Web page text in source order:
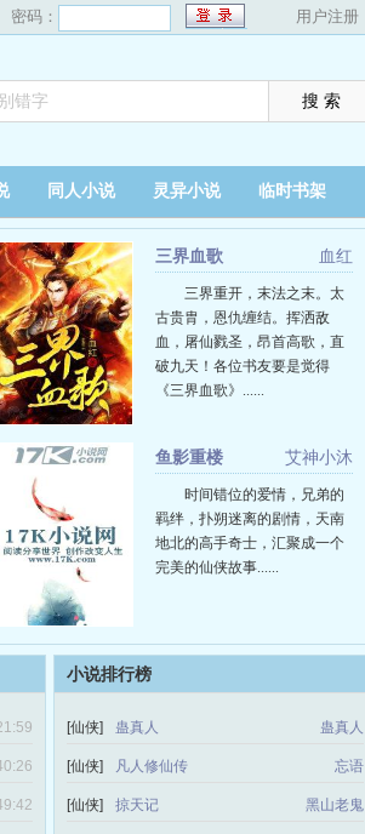
密码： 用户注册
同人小说 灵异小说 临时书架
血红
三界血歌
三界重开，末法之末。太
古贵胄，恩仇缠结。挥洒敌
血，屠仙戮圣，昂首高歌，直
破九天！各位书友要是觉得
《三界血歌》......
艾神小沐
鱼影重楼
时间错位的爱情，兄弟的
羁绊，扑朔迷离的剧情，天南
地北的高手奇士，汇聚成一个
完美的仙侠故事......
小说排行榜
[仙侠] 蛊真人 蛊真人
[仙侠] 凡人修仙传 忘语
[仙侠] 掠天记 黑山老鬼